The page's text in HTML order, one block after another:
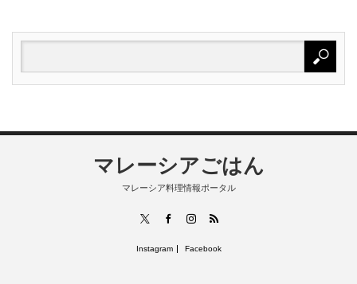
マレーシアごはん
マレーシア料理情報ポータル
FacebookInstagram
RSS
Instagram Facebook